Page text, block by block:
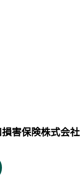
害保険株式会社